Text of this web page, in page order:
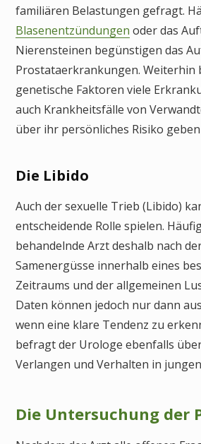
familiären Belastungen gefragt.
Blasenentzündungen oder das
Nierensteinen begünstigen das
Prostataerkrankungen. Weiterhin
genetische Faktoren viele
auch Krankheitsfälle von
über ihr persönliches Risiko
Die Libido
Auch der sexuelle Trieb (Libido)
entscheidende Rolle spielen.
behandelnde Arzt deshalb nach
Samenergüsse innerhalb eines
Zeitraums und der allgemeinen
Daten können jedoch nur dann
wenn eine klare Tendenz zu
befragt der Urologe ebenfalls
Verlangen und Verhalten in
Die Untersuchung der